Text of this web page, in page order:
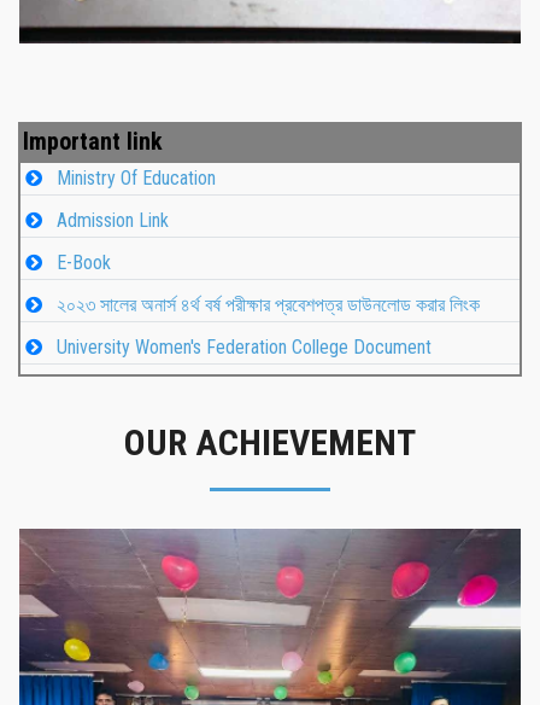
Important link
Ministry Of Education
Admission Link
E-Book
২০২৩ সালের অনার্স ৪র্থ বর্ষ পরীক্ষার প্রবেশপত্র ডাউনলোড করার লিংক
University Women's Federation College Document
OUR ACHIEVEMENT